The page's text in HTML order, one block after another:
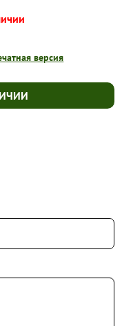
версия